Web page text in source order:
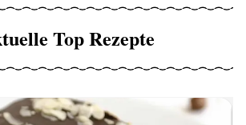
Top Rezepte